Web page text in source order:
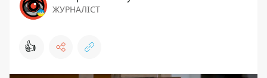
ЖУРНАЛІСТ
👍